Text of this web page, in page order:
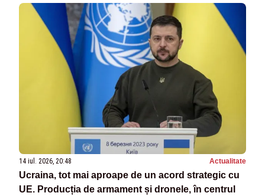
14 iul. 2026, 20:48 Actualitate
Ucraina, tot mai aproape de un acord strategic cu
UE. Producția de armament și dronele, în centrul